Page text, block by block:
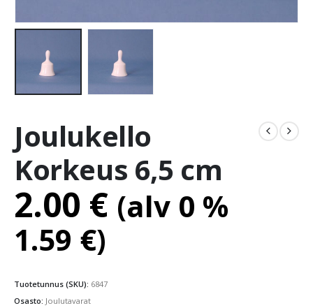
Joulukello
Korkeus 6,5 cm
2.00 € (alv 0 %
1.59 €)
Tuotetunnus (SKU): 6847
Osasto: Joulutavarat